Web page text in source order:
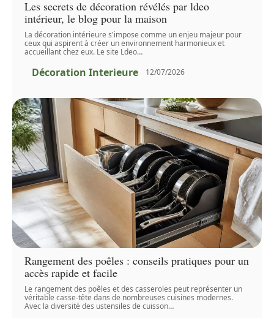
Les secrets de décoration révélés par ldeo
intérieur, le blog pour la maison
La décoration intérieure s'impose comme un enjeu majeur pour
ceux qui aspirent à créer un environnement harmonieux et
accueillant chez eux. Le site Ldeo…
Décoration Interieure 12/07/2026
Rangement des poêles : conseils pratiques pour un
accès rapide et facile
Le rangement des poêles et des casseroles peut représenter un
véritable casse-tête dans de nombreuses cuisines modernes.
Avec la diversité des ustensiles de cuisson…